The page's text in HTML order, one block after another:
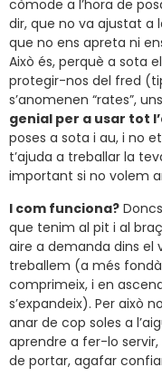
còmode a l’hora de
dir, que no va ajustat a
que no ens apreta ni
Això és, perquè a sota
protegir-nos del fred
s’anomenen “rates”,
genial per a usar tot
poses a sota i au, i no
t’ajuda a treballar la
important si no volem
I com funciona?
que tenim al pit i al
aire a demanda dins el
treballem (a més
comprimeix, i en
s’expandeix). Per això
anar de cop soles a
aprendre a fer-lo
de portar, agafar